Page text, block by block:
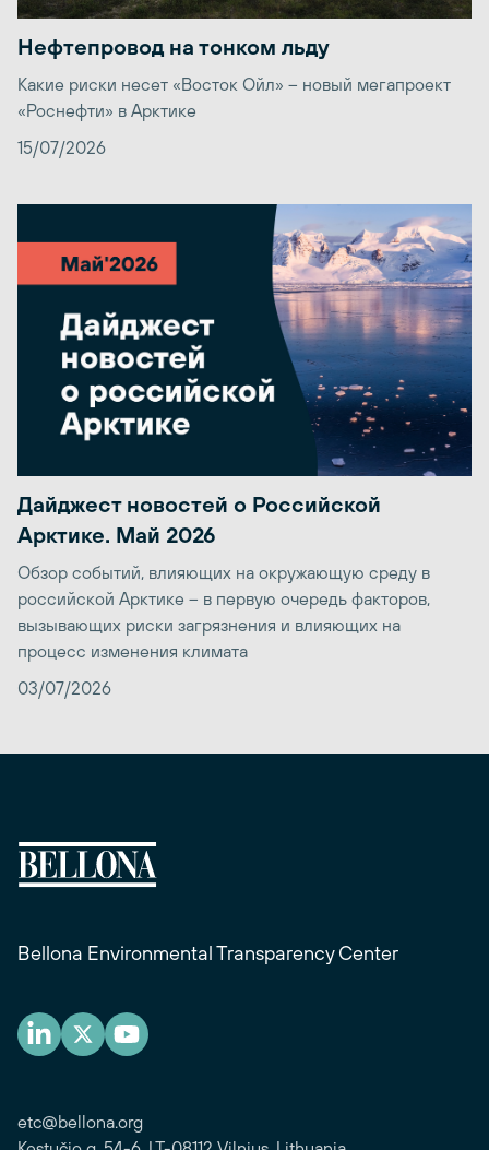
Нефтепровод на тонком льду
Какие риски несет «Восток Ойл» – новый мегапроект
«Роснефти» в Арктике
15/07/2026
Дайджест новостей о Российской
Арктике. Май 2026
Обзор событий, влияющих на окружающую среду в
российской Арктике – в первую очередь факторов,
вызывающих риски загрязнения и влияющих на
процесс изменения климата
03/07/2026
Bellona Environmental Transparency Center
etc@bellona.org